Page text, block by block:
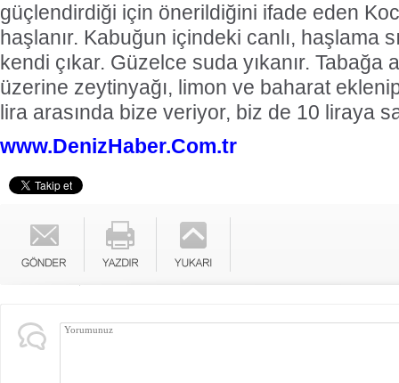
güçlendirdiği için önerildiğini ifade eden
haşlanır. Kabuğun içindeki canlı, haşlama
kendi çıkar. Güzelce suda yıkanır. Tabağa
üzerine zeytinyağı, limon ve baharat
lira arasında bize veriyor, biz de 10 liraya
www.DenizHaber.Com.tr